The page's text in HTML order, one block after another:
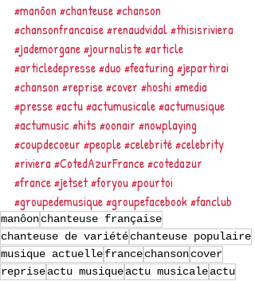
#manôon #chanteuse#chanson
#chansonfrancaise#renaudvidal#thisisriviera
#jademorgane#journaliste#article
#articledepresse#duo #featuring #jepartirai
#chanson #reprise#cover #hoshi #media
#presse#actu#actumusicale#actumusique
#actumusic#hits #oonair #nowplaying
#coupdecoeur #people#celebrité#celebrity
#riviera #CotedAzurFrance#cotedazur
#france#jetset#foryou#pourtoi
#groupedemusique#groupefacebook#fanclub
manôonchanteuse française
chanteuse de variétéchanteuse populaire
musique actuellefrancechansoncover
repriseactu musiqueactu musicaleactu